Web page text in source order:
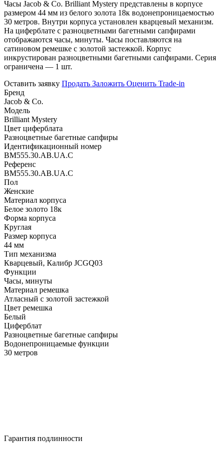
Часы Jacob & Co. Brilliant Mystery представлены в корпусе
размером 44 мм из белого золота 18к водонепроницаемостью
30 метров. Внутри корпуса установлен кварцевый механизм.
На циферблате с разноцветными багетными сапфирами
отображаются часы, минуты. Часы поставляются на
сатиновом ремешке с золотой застежкой. Корпус
инкрустирован разноцветными багетными сапфирами. Серия
ограничена — 1 шт.
Оставить заявку Продать Заложить Оценить Trade-in
Бренд
Jacob & Co.
Модель
Brilliant Mystery
Цвет циферблата
Разноцветные багетные сапфиры
Идентификационный номер
BM555.30.AB.UA.C
Референс
BM555.30.AB.UA.C
Пол
Женские
Материал корпуса
Белое золото 18к
Форма корпуса
Круглая
Размер корпуса
44 мм
Тип механизма
Кварцевый, Калибр JCGQ03
Функции
Часы, минуты
Материал ремешка
Атласный с золотой застежкой
Цвет ремешка
Белый
Циферблат
Разноцветные багетные сапфиры
Водонепроницаемые функции
30 метров
Гарантия подлинности